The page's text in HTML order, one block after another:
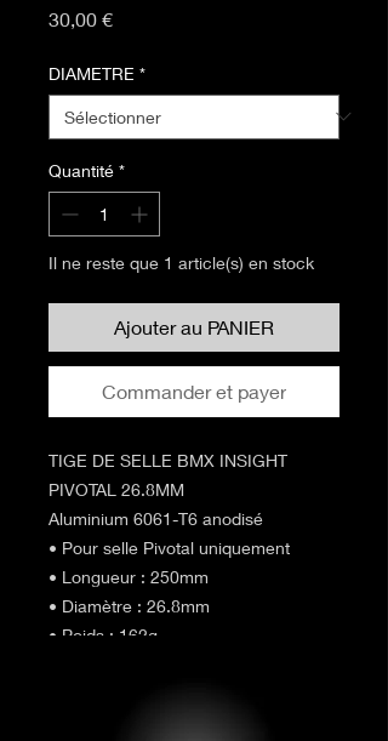
30,00 €Prix
DIAMETRE *
Quantité *
Il ne reste que 1 article(s) en stock
Ajouter au PANIER
Commander et payer
TIGE DE SELLE BMX INSIGHT
PIVOTAL 26.8MM
Aluminium 6061-T6 anodisé
• Pour selle Pivotal uniquement
• Longueur : 250mm
• Diamètre : 26.8mm
• Poids : 162g